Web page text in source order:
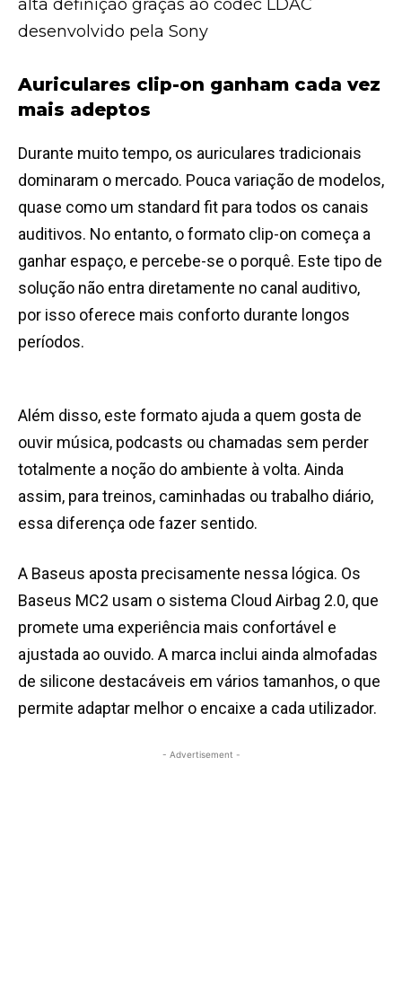
alta definição graças ao codec LDAC
desenvolvido pela Sony
Auriculares clip-on ganham cada vez
mais adeptos
Durante muito tempo, os auriculares tradicionais
dominaram o mercado. Pouca variação de modelos,
quase como um standard fit para todos os canais
auditivos. No entanto, o formato clip-on começa a
ganhar espaço, e percebe-se o porquê. Este tipo de
solução não entra diretamente no canal auditivo,
por isso oferece mais conforto durante longos
períodos.
Além disso, este formato ajuda a quem gosta de
ouvir música, podcasts ou chamadas sem perder
totalmente a noção do ambiente à volta. Ainda
assim, para treinos, caminhadas ou trabalho diário,
essa diferença ode fazer sentido.
A Baseus aposta precisamente nessa lógica. Os
Baseus MC2 usam o sistema Cloud Airbag 2.0, que
promete uma experiência mais confortável e
ajustada ao ouvido. A marca inclui ainda almofadas
de silicone destacáveis em vários tamanhos, o que
permite adaptar melhor o encaixe a cada utilizador.
- Advertisement -